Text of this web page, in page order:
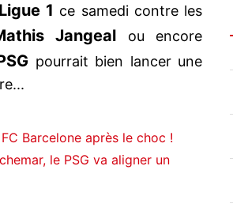
Ligue 1 ce samedi contre les
Jangeal ou encore
pourrait bien lancer une
Barcelone après le choc !
le PSG va aligner un